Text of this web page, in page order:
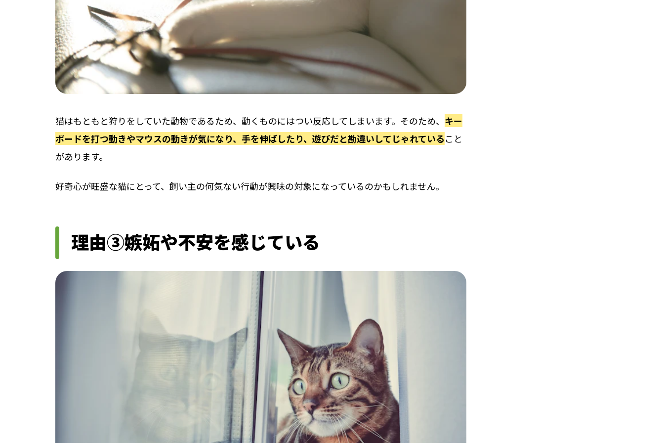
猫はもともと狩りをしていた動物であるため、動くものにはつい反応してしまいます。そのため、 キー
ボードを打つ動きやマウスの動きが気になり、手を伸ばしたり、遊びだと勘違いしてじゃれていること
があります。
好奇心が旺盛な猫にとって、飼い主の何気ない行動が興味の対象になっているのかもしれません。
理由③嫉妬や不安を感じている